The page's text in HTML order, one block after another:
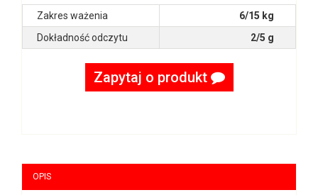
Zakres ważenia
6/15 kg
Dokładność odczytu
2/5 g
Zapytaj o produkt
OPIS